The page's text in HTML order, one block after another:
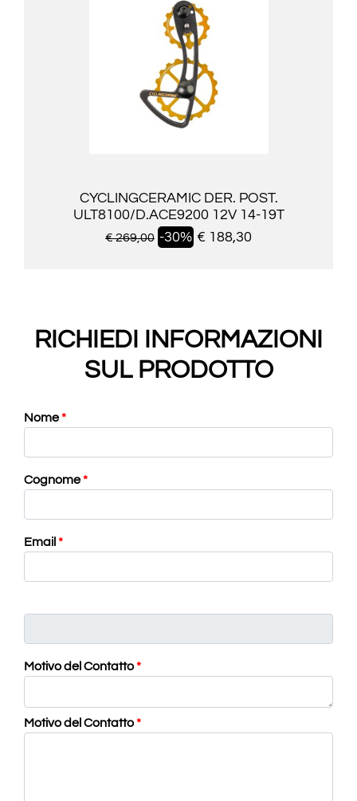
CYCLINGCERAMIC DER. POST.
ULT8100/D.ACE9200 12V 14-19T
€ 269,00 -30% € 188,30
RICHIEDI INFORMAZIONI
SUL PRODOTTO
Nome*
Cognome*
Email *
Motivo del Contatto*
Motivo del Contatto*